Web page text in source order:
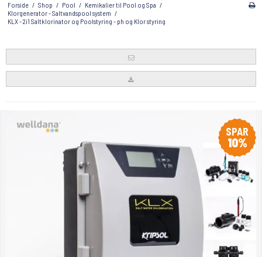
Forside / Shop / Pool / Kemikalier til Pool og Spa /
Klorgenerator - Saltvandspool system /
KLX - 2i1 Saltklorinator og Poolstyring - ph og Klor styring
SPAR
10%